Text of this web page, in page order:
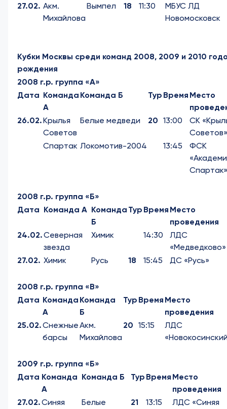
27.02. Акм.
Михайлова
Вымпел 18 11:30
МБУС ЛД
Новомосковск
Кубки Москвы среди команд 2008, 2009 и 2010
рождения
2008 г.р. группа «А»
Дата Команда
А
Команда Б Тур Время Место
26.02.Крылья
Советов
Белые медведи 20 13:00
СК
Советов»
Спартак Локомотив-2004 13:45
ФСК
Спартак»
2008 г.р. группа «Б»
Дата Команда А Команда
Б
Тур Время Место
проведения
24.02.Северная
звезда
Химик 14:30
ЛДС
«Медведково»
27.02. Химик Русь 18 15:45 ДС «Русь»
2008 г.р. группа «В»
Дата Команда
А
Команда
Б
Тур Время Место
проведения
25.02.Снежные
барсы
Акм.
Михайлова
20 15:15
ЛДС
2009 г.р. группа «Б»
Дата Команда
А
Команда Б Тур Время Место
проведения
27.02.Синяя
Белые
21 13:15
ЛДС «Синяя